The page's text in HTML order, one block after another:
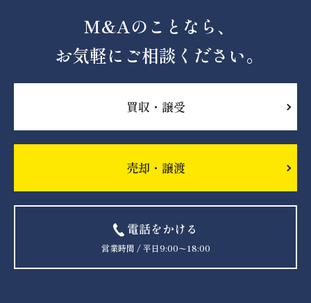
M&Aのことなら、
お気軽にご相談ください。
買収・譲受
売却・譲渡
電話をかける
営業時間 / 平日9:00〜18:00